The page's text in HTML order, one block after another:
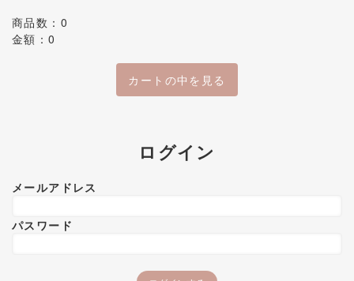
商品数：0
金額：0
カートの中を見る
ログイン
メールアドレス
パスワード